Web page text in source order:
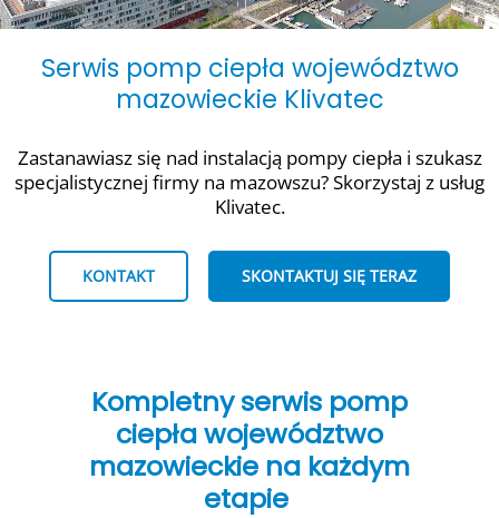
Serwis pomp ciepła województwo
mazowieckie Klivatec
Zastanawiasz się nad instalacją pompy ciepła i szukasz
specjalistycznej firmy na mazowszu? Skorzystaj z usług
Klivatec.
KONTAKT SKONTAKTUJ SIĘ TERAZ
Kompletny serwis pomp
ciepła województwo
mazowieckie na każdym
etapie